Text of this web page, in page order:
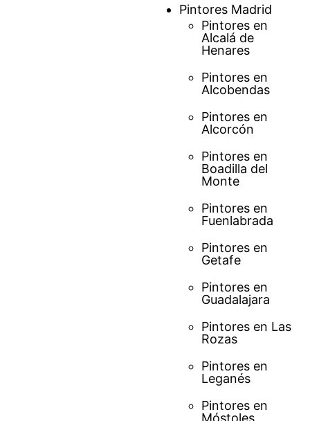
Pintores Madrid
Pintores en
Alcalá de
Henares
Pintores en
Alcobendas
Pintores en
Alcorcón
Pintores en
Boadilla del
Monte
Pintores en
Fuenlabrada
Pintores en
Getafe
Pintores en
Guadalajara
Pintores en Las
Rozas
Pintores en
Leganés
Pintores en
Móstoles